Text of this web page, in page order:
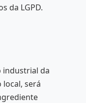
da LGPD.
industrial da
local, será